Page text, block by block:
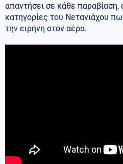
απαντήσει σε κάθε παραβίαση,
κατηγορίες του Νετανιάχου
την ειρήνη στον αέρα.